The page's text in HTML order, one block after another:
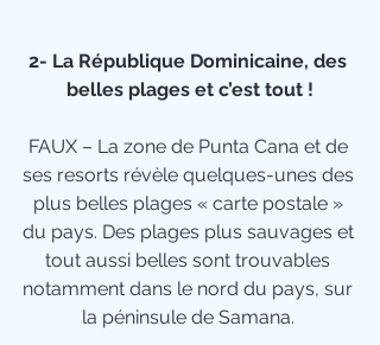
2- La République Dominicaine, des
belles plages et c’est tout !
FAUX – La zone de Punta Cana et de
ses resorts révèle quelques-unes des
plus belles plages « carte postale »
du pays. Des plages plus sauvages et
tout aussi belles sont trouvables
notamment dans le nord du pays, sur
la péninsule de Samana.